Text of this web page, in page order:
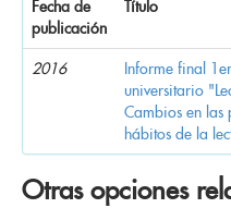
Fecha de
publicación
Título
2016
Informe final
universitario
Cambios en las
hábitos de la
Otras opciones